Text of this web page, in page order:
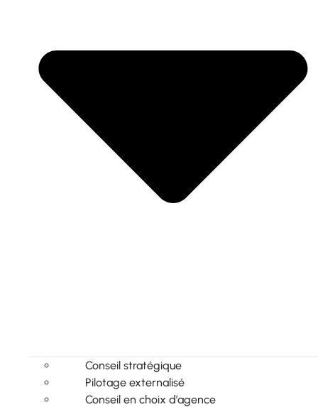
Conseil stratégique
Pilotage externalisé
Conseil en choix d’agence